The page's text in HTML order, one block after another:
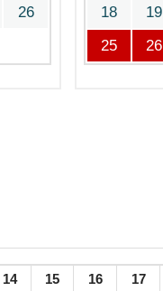
26
18
19
25
26
14 15 16 17